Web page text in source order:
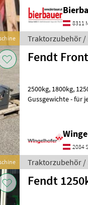
8311
Traktorzubehör /
Fendt
2500kg, 1800kg, 1250kg, 870kg, 400kg - kompakte und komfortable
Gussgewichte - für jede Anwendung ist ein passendes Frontgewicht
2084
Traktorzubehör /
Fendt